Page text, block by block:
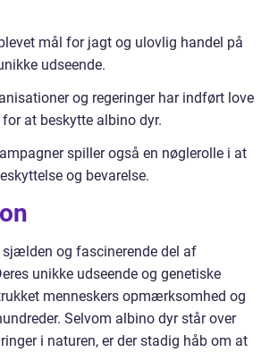
mål for jagt og ulovlig handel på
udseende.
og regeringer har indført love
at beskytte albino dyr.
spiller også en nøglerolle i at
og bevarelse.
sjælden og fascinerende del af
unikke udseende og genetiske
menneskers opmærksomhed og
Selvom albino dyr står over
i naturen, er der stadig håb om at